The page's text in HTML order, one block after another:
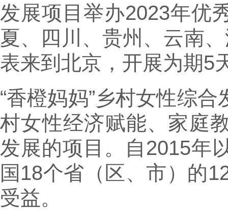
发展项目举办2023年优
夏、四川、贵州、云南
表来到北京，开展为期5
“香橙妈妈”乡村女性综
村女性经济赋能、家庭
发展的项目。自2015年
国18个省（区、市）的
受益。